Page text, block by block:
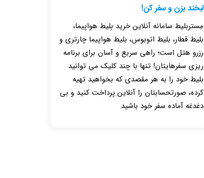
لبخند بزن و سفر کن!
مِستربلیط سامانه آنلاین خرید بلیط هواپیما،
بلیط قطار، بلیط اتوبوس، بلیط هواپیما چارتری و
رزرو هتل است؛ راهی سریع و آسان برای برنامه
ریزی سفرهایتان! تنها با چند کلیک می توانید
بلیط خود را به هر مقصدی که بخواهید تهیه
کرده، صورتحسابتان را آنلاین پرداخت کنید و بی
دغدغه آماده سفر خود باشید